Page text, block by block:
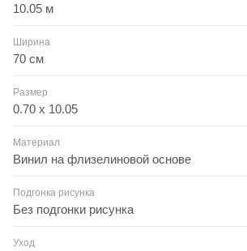
10.05 м
Ширина
70 см
Размер
0.70 x 10.05
Материал
Винил на флизелиновой основе
Подгонка рисунка
Без подгонки рисунка
Уход